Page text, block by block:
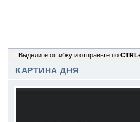
Выделите ошибку и отправьте по
КАРТИНА ДНЯ